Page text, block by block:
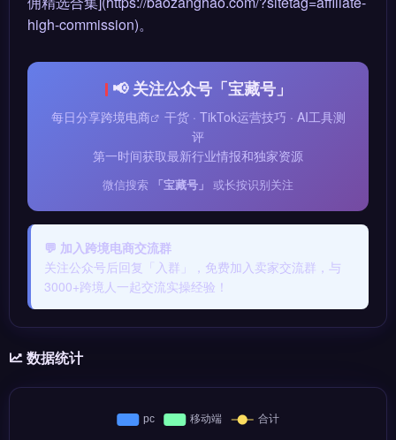
high-commission)。
📢 关注公众号「宝藏号」
每日分享跨境电商
干货 · TikTok运营技巧 · AI工具测
评
第一时间获取最新行业情报和独家资源
微信搜索 「宝藏号」 或长按识别关注
💬 加入跨境电商交流群
关注公众号后回复「入群」，免费加入卖家交流群，与
3000+跨境人一起交流实操经验！
数据统计